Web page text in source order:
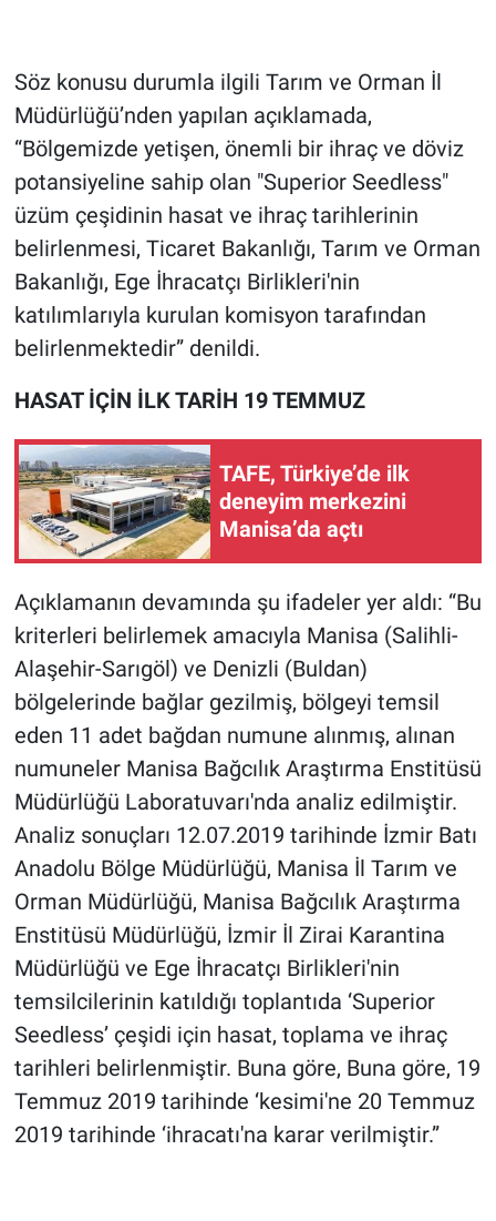
Söz konusu durumla ilgili Tarım ve Orman İl
Müdürlüğü’nden yapılan açıklamada,
“Bölgemizde yetişen, önemli bir ihraç ve döviz
potansiyeline sahip olan "Superior Seedless"
üzüm çeşidinin hasat ve ihraç tarihlerinin
belirlenmesi, Ticaret Bakanlığı, Tarım ve Orman
Bakanlığı, Ege İhracatçı Birlikleri'nin
katılımlarıyla kurulan komisyon tarafından
belirlenmektedir” denildi.
HASAT İÇİN İLK TARİH 19 TEMMUZ
TAFE, Türkiye’de ilk
deneyim merkezini
Manisa’da açtı
Açıklamanın devamında şu ifadeler yer aldı: “Bu
kriterleri belirlemek amacıyla Manisa (Salihli-
Alaşehir-Sarıgöl) ve Denizli (Buldan)
bölgelerinde bağlar gezilmiş, bölgeyi temsil
eden 11 adet bağdan numune alınmış, alınan
numuneler Manisa Bağcılık Araştırma Enstitüsü
Müdürlüğü Laboratuvarı'nda analiz edilmiştir.
Analiz sonuçları 12.07.2019 tarihinde İzmir Batı
Anadolu Bölge Müdürlüğü, Manisa İl Tarım ve
Orman Müdürlüğü, Manisa Bağcılık Araştırma
Enstitüsü Müdürlüğü, İzmir İl Zirai Karantina
Müdürlüğü ve Ege İhracatçı Birlikleri'nin
temsilcilerinin katıldığı toplantıda ‘Superior
Seedless’ çeşidi için hasat, toplama ve ihraç
tarihleri belirlenmiştir. Buna göre, Buna göre, 19
Temmuz 2019 tarihinde ‘kesimi'ne 20 Temmuz
2019 tarihinde ‘ihracatı'na karar verilmiştir.”